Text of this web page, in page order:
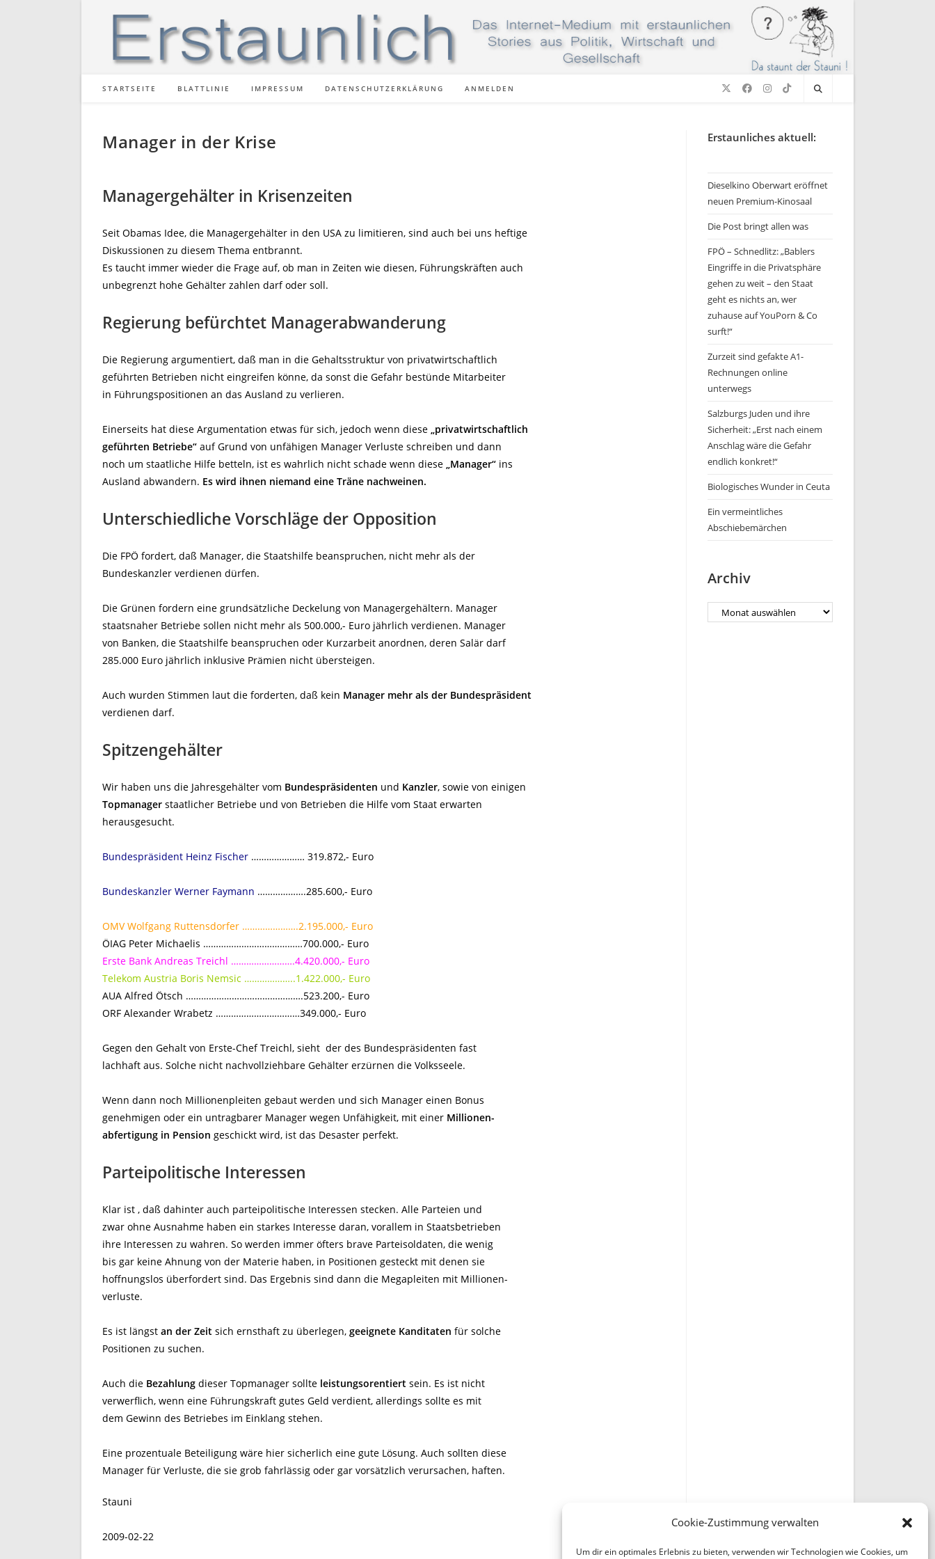
Cookie-Zustimmung verwalten
Um dir ein optimales Erlebnis zu bieten, verwenden wir Technologien wie Cookies, um
STARTSEITE BLATTLINIE IMPRESSUM DATENSCHUTZERKLÄRUNG ANMELDEN
Manager in der Krise
Managergehälter in Krisenzeiten
Seit Obamas Idee, die Managergehälter in den USA zu limitieren, sind auch bei uns heftige
Diskussionen zu diesem Thema entbrannt.
Es taucht immer wieder die Frage auf, ob man in Zeiten wie diesen, Führungskräften auch
unbegrenzt hohe Gehälter zahlen darf oder soll.
Regierung befürchtet Managerabwanderung
Die Regierung argumentiert, daß man in die Gehaltsstruktur von privatwirtschaftlich
geführten Betrieben nicht eingreifen könne, da sonst die Gefahr bestünde Mitarbeiter
in Führungspositionen an das Ausland zu verlieren.
Einerseits hat diese Argumentation etwas für sich, jedoch wenn diese „privatwirtschaftlich
geführten Betriebe“ auf Grund von unfähigen Manager Verluste schreiben und dann
noch um staatliche Hilfe betteln, ist es wahrlich nicht schade wenn diese „Manager“ ins
Ausland abwandern. Es wird ihnen niemand eine Träne nachweinen.
Unterschiedliche Vorschläge der Opposition
Die FPÖ fordert, daß Manager, die Staatshilfe beanspruchen, nicht mehr als der
Bundeskanzler verdienen dürfen.
Die Grünen fordern eine grundsätzliche Deckelung von Managergehältern. Manager
staatsnaher Betriebe sollen nicht mehr als 500.000,- Euro jährlich verdienen. Manager
von Banken, die Staatshilfe beanspruchen oder Kurzarbeit anordnen, deren Salär darf
285.000 Euro jährlich inklusive Prämien nicht übersteigen.
Auch wurden Stimmen laut die forderten, daß kein Manager mehr als der Bundespräsident
verdienen darf.
Spitzengehälter
Wir haben uns die Jahresgehälter vom Bundespräsidenten und Kanzler, sowie von einigen
Topmanager staatlicher Betriebe und von Betrieben die Hilfe vom Staat erwarten
herausgesucht.
Bundespräsident Heinz Fischer ………………… 319.872,- Euro
Bundeskanzler Werner Faymann ……………….285.600,- Euro
OMV Wolfgang Ruttensdorfer ………………….2.195.000,- Euro
ÖIAG Peter Michaelis …………………………………700.000,- Euro
Erste Bank Andreas Treichl …………………….4.420.000,- Euro
Telekom Austria Boris Nemsic ………………..1.422.000,- Euro
AUA Alfred Ötsch ……………………………………….523.200,- Euro
ORF Alexander Wrabetz ……………………………349.000,- Euro
Gegen den Gehalt von Erste-Chef Treichl, sieht der des Bundespräsidenten fast
lachhaft aus. Solche nicht nachvollziehbare Gehälter erzürnen die Volksseele.
Wenn dann noch Millionenpleiten gebaut werden und sich Manager einen Bonus
genehmigen oder ein untragbarer Manager wegen Unfähigkeit, mit einer Millionen-
abfertigung in Pension geschickt wird, ist das Desaster perfekt.
Parteipolitische Interessen
Klar ist , daß dahinter auch parteipolitische Interessen stecken. Alle Parteien und
zwar ohne Ausnahme haben ein starkes Interesse daran, vorallem in Staatsbetrieben
ihre Interessen zu wahren. So werden immer öfters brave Parteisoldaten, die wenig
bis gar keine Ahnung von der Materie haben, in Positionen gesteckt mit denen sie
hoffnungslos überfordert sind. Das Ergebnis sind dann die Megapleiten mit Millionen-
verluste.
Es ist längst an der Zeit sich ernsthaft zu überlegen, geeignete Kanditaten für solche
Positionen zu suchen.
Auch die Bezahlung dieser Topmanager sollte leistungsorentiert sein. Es ist nicht
verwerflich, wenn eine Führungskraft gutes Geld verdient, allerdings sollte es mit
dem Gewinn des Betriebes im Einklang stehen.
Eine prozentuale Beteiligung wäre hier sicherlich eine gute Lösung. Auch sollten diese
Manager für Verluste, die sie grob fahrlässig oder gar vorsätzlich verursachen, haften.
Stauni
2009-02-22
Erstaunliches aktuell:
Dieselkino Oberwart eröffnet
neuen Premium-Kinosaal
Die Post bringt allen was
FPÖ – Schnedlitz: „Bablers
Eingriffe in die Privatsphäre
gehen zu weit – den Staat
geht es nichts an, wer
zuhause auf YouPorn & Co
surft!“
Zurzeit sind gefakte A1-
Rechnungen online
unterwegs
Salzburgs Juden und ihre
Sicherheit: „Erst nach einem
Anschlag wäre die Gefahr
endlich konkret!“
Biologisches Wunder in Ceuta
Ein vermeintliches
Abschiebemärchen
Archiv
Archiv